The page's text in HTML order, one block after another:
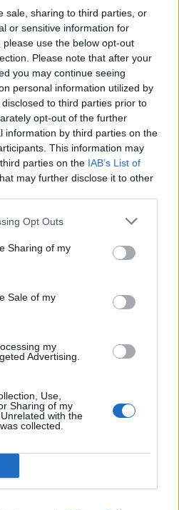
sale, sharing to third parties, or
or sensitive information for
use the below opt-out
Please note that after your
you may continue seeing
personal information utilized by
to third parties prior to
opt-out of the further
information by third parties on the
This information may
parties on the IAB’s List of
may further disclose it to other
Opt Outs
Sharing of my
Sale of my
my
Advertising.
Use,
Sharing of my
with the
collected.
να εκτυπώσουν το
Στρατού
onalert.gr στο
όλες τις ειδήσεις
ΞΗΡΑΣ